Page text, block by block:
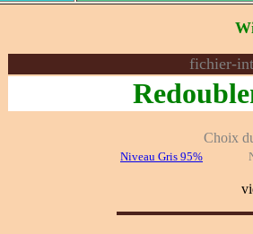
fichier-
Choix
Niveau Gris 95%